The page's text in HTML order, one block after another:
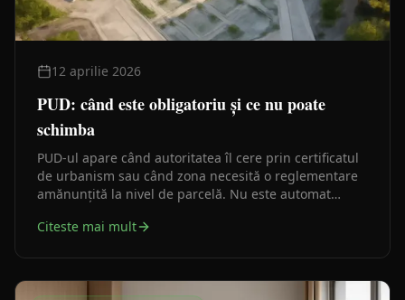
12 aprilie 2026
PUD: când este obligatoriu și ce nu poate
schimba
PUD-ul apare când autoritatea îl cere prin certificatul
de urbanism sau când zona necesită o reglementare
amănunțită la nivel de parcelă. Nu este automat
superior.
Citeste mai mult